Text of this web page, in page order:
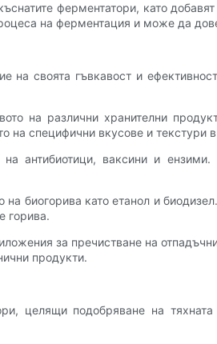
ферментатори, като
на ферментация и може да
своята гъвкавост и
на различни хранителни
на специфични вкусове и текстури
антибиотици, ваксини и
биогорива като етанол и
горива.
за пречистване на
продукти.
целящи подобряване на